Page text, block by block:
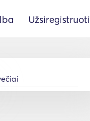
Užsiregistruoti